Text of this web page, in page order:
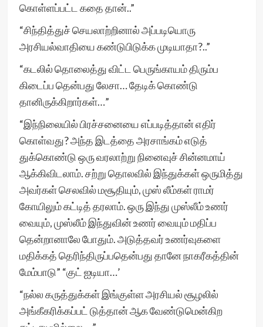
கொள்ளப்பட்ட கதை தான்..”
“சிந்தித்துச் செயலாற்றினால் அப்படியொரு
அரசியல்வாதியை கண்டுபிடுக்க முடியாதா?..”
“கடலில் தொலைத்து விட்ட பெருங்காயம் திரும்ப
கிடைப்ப தென்பது லேசா… தேடிக் கொண்டு
தானிருக்கிறார்கள்…”
“இந்நிலையில் பிரச்சனையை எப்படித்தான் எதிர்
கொள்வது? அந்த இடத்தை அரசாங்கம் எடுத்
துக்கொண்டு ஒரு வரலாற்று நினைவுச் சின்னமாய்
ஆக்கிவிடலாம். சற்று தொலவில் இந்துக்கள் ஒருமித்து
அவர்கள் செலவில் மசூதியும், முஸ் லீம்கள் ராமர்
கோயிலும் கட்டித் தரலாம். ஒரு இந்து முஸ்லீம் உணர்
வையும், முஸ்லீம் இந்துவின் உணர் வையும் மதிப்ப
தென்றானாலே போதும். அடுத்தவர் உணர்வுகளை
மதிக்கத் தெரிந்திருப்பதென்பது தானே நாகரீகத்தின்
மேம்பாடு” “குட் ஐடியா…’
“நல்ல கருத்துக்கள் இங்குள்ள அரசியல் சூழலில்
அங்கீகரிக்கப்பட் டுத்தான் ஆக வேண்டுமென்கிற